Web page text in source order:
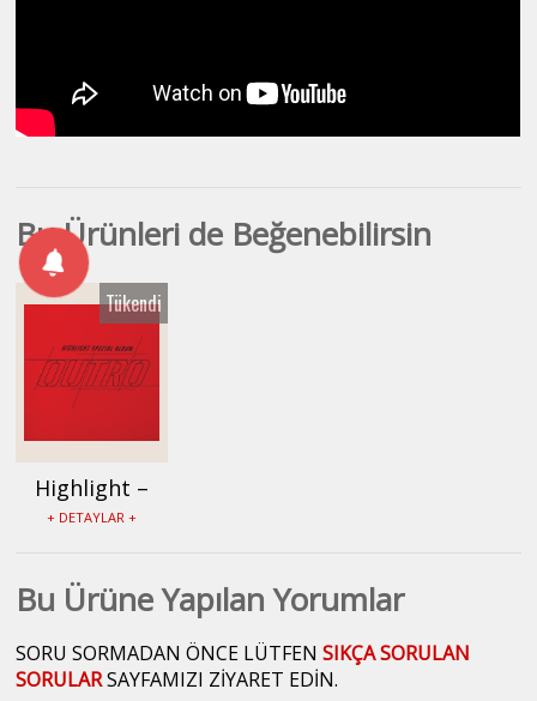
Bu Ürünleri de Beğenebilirsin
Highlight –
OUTRO
+ DETAYLAR +
Tükendi
Bu Ürüne Yapılan Yorumlar
SORU SORMADAN ÖNCE LÜTFENSIKÇA SORULAN
SORULARSAYFAMIZI ZİYARET EDİN.